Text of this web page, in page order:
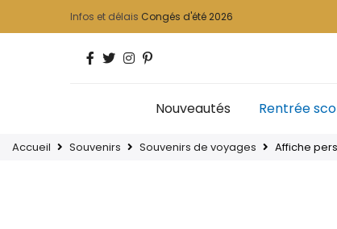
Infos et délais Congés d'été 2026
Nouveautés Rentrée
Accueil Souvenirs Souvenirs de voyages Affiche